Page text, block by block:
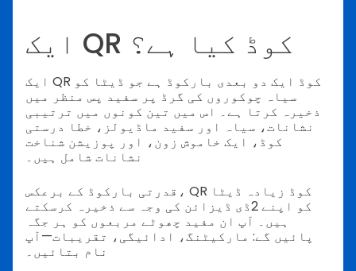
ایک QR کوڈ کیا ہے؟
ایک QR کوڈ ایک دو بعدی بارکوڈ ہے جو ڈیٹا کو
سیاہ چوکوروں کی گرڈ پر سفید پس منظر میں
ذخیرہ کرتا ہے۔ اس میں تین کونوں میں ترتیبی
نشانات، سیاہ اور سفید ماڈیولز، خطا درستی
کوڈ، ایک خاموش زون، اور پوزیشن شناخت
نشانات شامل ہیں۔
قدرتی بارکوڈ کے برعکس، QR کوڈ زیادہ ڈیٹا
کو اپنے 2ڈی ڈیزائن کی وجہ سے ذخیرہ کرسکتے
ہیں۔ آپ ان مفید چھوٹے مربعوں کو ہر جگہ
پائیں گے: مارکیٹنگ، ادائیگی، تقریبات—آپ
نام بتائیں۔